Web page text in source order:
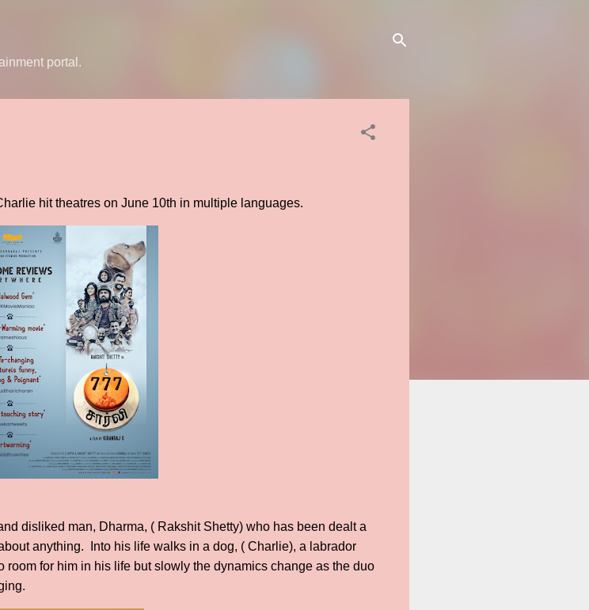
portal.
hit theatres on June 10th in multiple languages.
disliked man, Dharma, ( Rakshit Shetty) who has been dealt a
anything. Into his life walks in a dog, ( Charlie), a labrador
for him in his life but slowly the dynamics change as the duo